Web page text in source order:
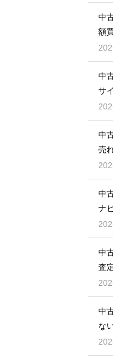
中
額
中
サ
中
売
中
ナ
中
査
中
な